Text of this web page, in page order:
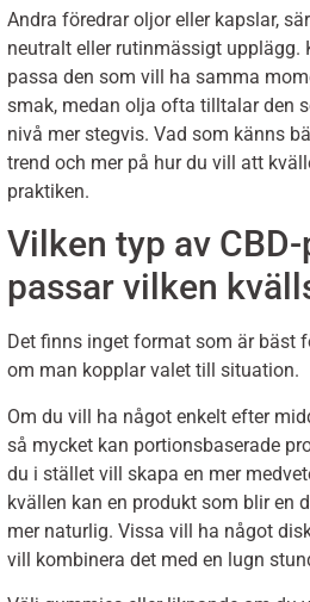
Andra föredrar oljor eller kapslar,
neutralt eller rutinmässigt upplägg.
passa den som vill ha samma
smak, medan olja ofta tilltalar den
nivå mer stegvis. Vad som känns
trend och mer på hur du vill att
praktiken.
Vilken typ av
passar vilken
Det finns inget format som är bäst
om man kopplar valet till situation.
Om du vill ha något enkelt efter
så mycket kan portionsbaserade
du i stället vill skapa en mer
kvällen kan en produkt som blir en
mer naturlig. Vissa vill ha något
vill kombinera det med en lugn